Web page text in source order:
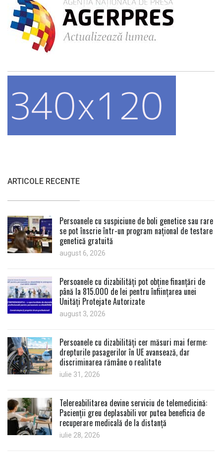
ARTICOLE RECENTE
Persoanele cu suspiciune de boli genetice sau rare
se pot înscrie într-un program național de testare
genetică gratuită
august 6, 2026
Persoanele cu dizabilități pot obține finanțări de
până la 815.000 de lei pentru înființarea unei
Unități Protejate Autorizate
august 3, 2026
Persoanele cu dizabilități cer măsuri mai ferme:
drepturile pasagerilor în UE avansează, dar
discriminarea rămâne o realitate
iulie 31, 2026
Telereabilitarea devine serviciu de telemedicină:
Pacienții greu deplasabili vor putea beneficia de
recuperare medicală de la distanță
iulie 28, 2026